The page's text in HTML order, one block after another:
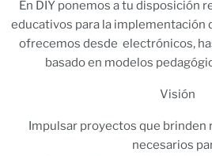
En DIY ponemos a tu disposición
educativos para la implementación
ofrecemos desde electrónicos,
basado en modelos
Visión
Impulsar proyectos que brinden
necesarios